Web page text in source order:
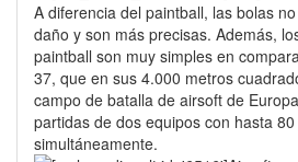
A diferencia del paintball, las bolas
daño y son más precisas. Además,
paintball son muy simples en
37, que en sus 4.000 metros
campo de batalla de airsoft de
partidas de dos equipos con hasta
simultáneamente.